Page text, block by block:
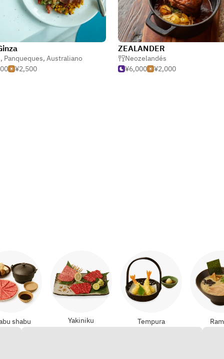
, Panqueques, Australiano
¥2,500
ZEALANDER
Neozelandés
¥6,000
¥2,000
shabu Yakiniku Tempura